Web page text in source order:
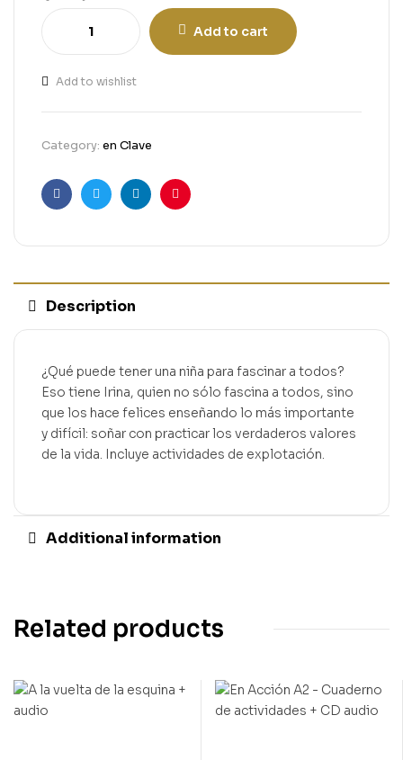
Add to cart
Add to wishlist
Category: en Clave
FacebookTwitterLinkedinPinterest
Description
¿Qué puede tener una niña para fascinar a todos?
Eso tiene Irina, quien no sólo fascina a todos, sino
que los hace felices enseñando lo más importante
y difícil: soñar con practicar los verdaderos valores
de la vida. Incluye actividades de explotación.
Additional information
Related products